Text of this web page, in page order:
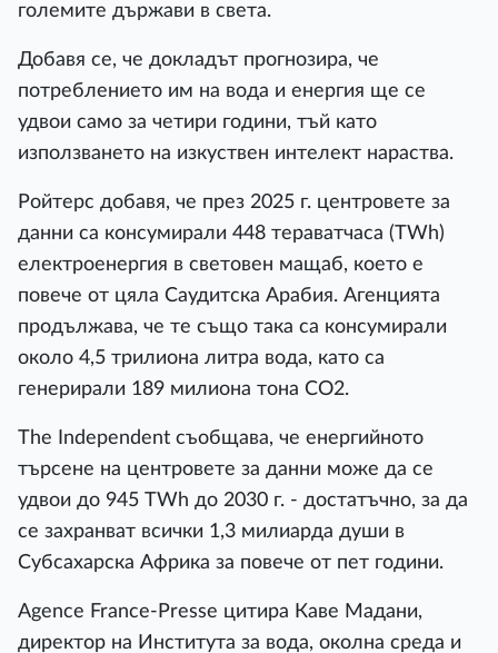
големите държави в света.
Добавя се, че докладът прогнозира, че
потреблението им на вода и енергия ще се
удвои само за четири години, тъй като
използването на изкуствен интелект нараства.
Ройтерс добавя, че през 2025 г. центровете за
данни са консумирали 448 тераватчаса (TWh)
електроенергия в световен мащаб, което е
повече от цяла Саудитска Арабия. Агенцията
продължава, че те също така са консумирали
около 4,5 трилиона литра вода, като са
генерирали 189 милиона тона CO2.
The Independent съобщава, че енергийното
търсене на центровете за данни може да се
удвои до 945 TWh до 2030 г. - достатъчно, за да
се захранват всички 1,3 милиарда души в
Субсахарска Африка за повече от пет години.
Agence France-Presse цитира Каве Мадани,
директор на Института за вода, околна среда и